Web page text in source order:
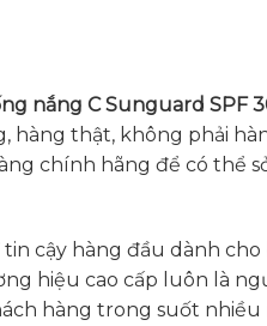
nắng C Sunguard SPF
hàng thật, không phải
chính hãng để có thể
cậy hàng đầu dành cho
hiệu cao cấp luôn là
hàng trong suốt nhiều